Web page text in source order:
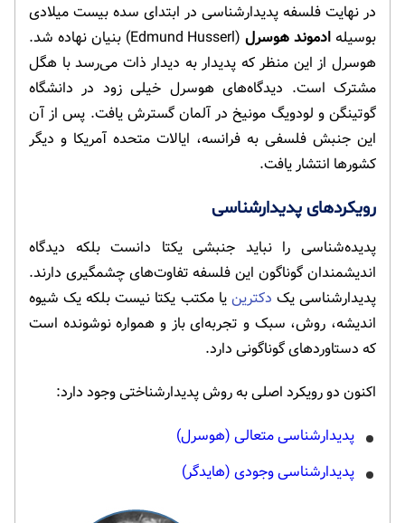
در نهایت فلسفه پدیدارشناسی در ابتدای سده بیست میلادی
بوسیله ادموند هوسرل
(Edmund Husserl) بنیان نهاده شد.
هوسرل از این منظر که پدیدار به دیدار ذات می‌رسد با هگل
مشترک است. دیدگاه‌های هوسرل خیلی زود در دانشگاه
گوتینگن و لودویگ مونیخ در آلمان گسترش یافت. پس از آن
این جنبش فلسفی به فرانسه، ایالات متحده آمریکا و دیگر
کشورها انتشار یافت.
رویکردهای پدیدارشناسی
پدیده‌شناسی را نباید جنبشی یکتا دانست بلکه دیدگاه
اندیشمندان گوناگون این فلسفه تفاوت‌های چشمگیری دارند.
پدیدارشناسی یک دکترین یا مکتب یکتا نیست بلکه یک شیوه
اندیشه، روش، سبک و تجربه‌ای باز و همواره نوشونده است
که دستاوردهای گوناگونی دارد.
اکنون دو رویکرد اصلی به روش پدیدارشناختی وجود دارد:
پدیدارشناسی متعالی (هوسرل)
پدیدارشناسی وجودی (هایدگر)